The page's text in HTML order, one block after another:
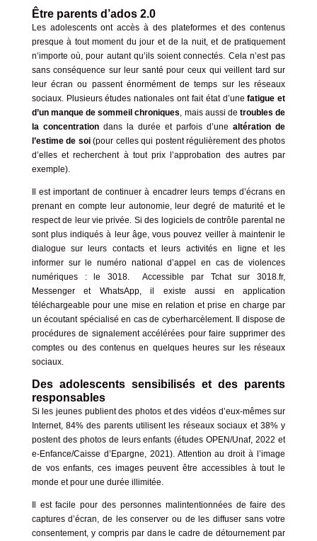
Être parents d’ados 2.0
Les adolescents ont accès à des plateformes et des contenus
presque à tout moment du jour et de la nuit, et de pratiquement
n’importe où, pour autant qu’ils soient connectés. Cela n’est pas
sans conséquence sur leur santé pour ceux qui veillent tard sur
leur écran ou passent énormément de temps sur les réseaux
sociaux. Plusieurs études nationales ont fait état d’unefatigue et
d’un manque de sommeil chroniques , mais aussi detroubles de
la concentrationdans la durée et parfois d’unealtération de
l’estime de soi(pour celles qui postent régulièrement des photos
d’elles et recherchent à tout prix l’approbation des autres par
exemple).
Il est important de continuer à encadrer leurs temps d’écrans en
prenant en compte leur autonomie, leur degré de maturité et le
respect de leur vie privée. Si des logiciels de contrôle parental ne
sont plus indiqués à leur âge, vous pouvez veiller à maintenir le
dialogue sur leurs contacts et leurs activités en ligne et les
informer sur le numéro national d’appel en cas de violences
numériques : le 3018. Accessible par Tchat sur3018.fr,
Messenger et WhatsApp, il existe aussi en application
téléchargeable pour une mise en relation et prise en charge par
un écoutant spécialisé en cas de cyberharcèlement. Il dispose de
procédures de signalement accélérées pour faire supprimer des
comptes ou des contenus en quelques heures sur les réseaux
sociaux.
Des adolescents sensibilisés et des parents
responsables
Si les jeunes publient des photos et des vidéos d’eux-mêmes sur
Internet, 84% des parents utilisent les réseaux sociaux et 38% y
postent des photos de leurs enfants (études OPEN/Unaf, 2022 et
e-Enfance/Caisse d’Epargne, 2021). Attention au droit à l’image
de vos enfants, ces images peuvent être accessibles à tout le
monde et pour une durée illimitée.
Il est facile pour des personnes malintentionnées de faire des
captures d’écran, de les conserver ou de les diffuser sans votre
consentement, y compris par dans le cadrede détournement par